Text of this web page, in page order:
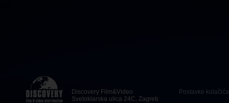
Discovery Film&Video
Svetoklarska ulica 24C, Zagreb
Postavke kolačića